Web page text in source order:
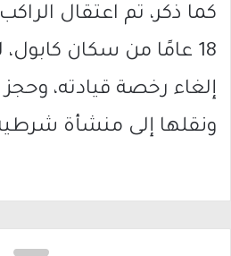
كما ذكر، تم اعتقال
18 عامًا من سكان
إلغاء رخصة قيادته، وحجز
ونقلها إلى منشأة